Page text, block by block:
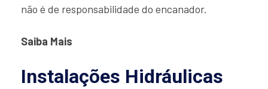
não é de responsabilidade do encanador.
Saiba Mais
Instalações Hidráulicas